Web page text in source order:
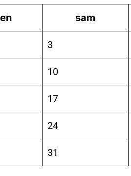
sam
3
10
17
24
31